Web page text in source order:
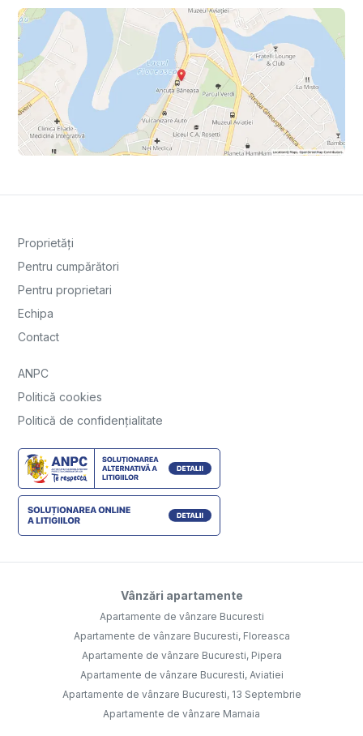
Proprietăți
Pentru cumpărători
Pentru proprietari
Echipa
Contact
ANPC
Politică cookies
Politică de confidențialitate
Vânzări apartamente
Apartamente de vânzare Bucuresti
Apartamente de vânzare Bucuresti, Floreasca
Apartamente de vânzare Bucuresti, Pipera
Apartamente de vânzare Bucuresti, Aviatiei
Apartamente de vânzare Bucuresti, 13 Septembrie
Apartamente de vânzare Mamaia